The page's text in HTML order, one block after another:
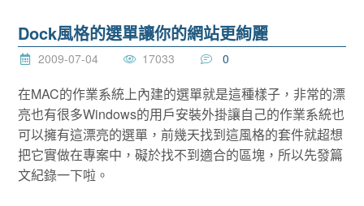
Dock風格的選單讓你的網站更絢麗
2009-07-04 17033 0
在MAC的作業系統上內建的選單就是這種樣子，非常的漂
亮也有很多Windows的用戶安裝外掛讓自己的作業系統也
可以擁有這漂亮的選單，前幾天找到這風格的套件就超想
把它實做在專案中，礙於找不到適合的區塊，所以先發篇
文紀錄一下啦。